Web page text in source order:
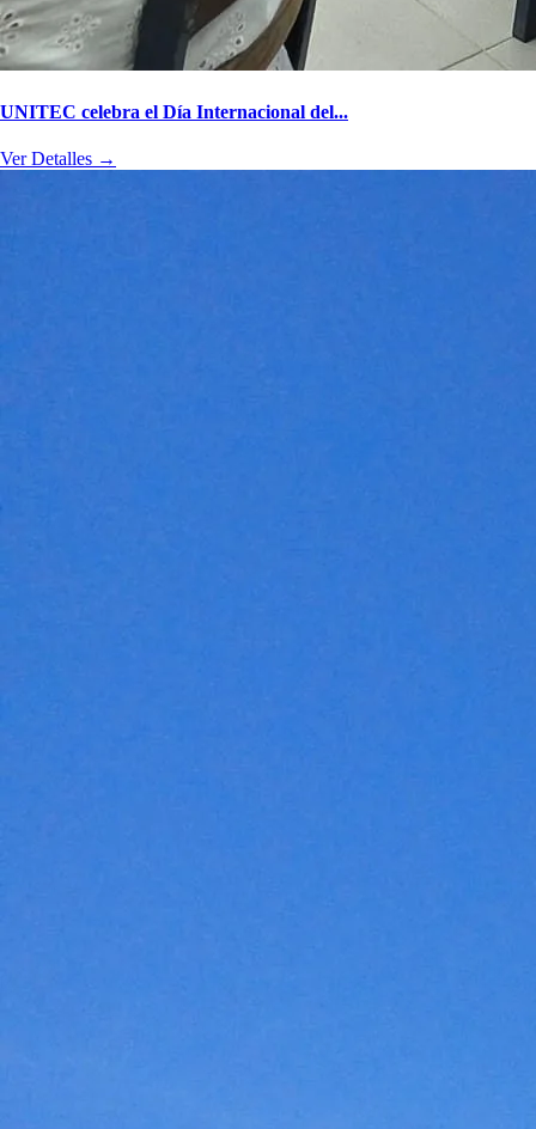
UNITEC celebra el Día Internacional del...
Ver Detalles →